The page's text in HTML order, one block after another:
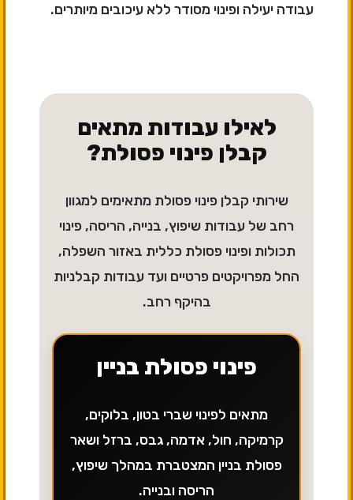
עבודה יעילה ופינוי מסודר ללא עיכובים מיותרים.
לאילו עבודות מתאים
קבלן פינוי פסולת?
שירותי קבלן פינוי פסולת מתאימים למגוון
רחב של עבודות שיפוץ, בנייה, הריסה, פינוי
תכולות ופינוי פסולת כללית באזור השפלה,
החל מפרויקטים פרטיים ועד עבודות קבלניות
בהיקף רחב.
פינוי פסולת בניין
מתאים לפינוי שברי בטון, בלוקים,
קרמיקה, חול, אדמה, גבס, ברזל ושאר
פסולת בניין המצטברת במהלך שיפוץ,
הריסה ובנייה.